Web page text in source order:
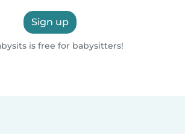
Sign up
is free for babysitters!